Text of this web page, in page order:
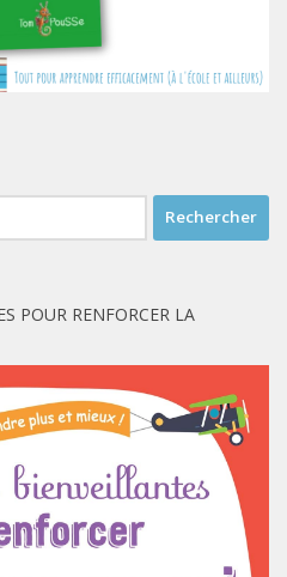
POUR RENFORCER LA